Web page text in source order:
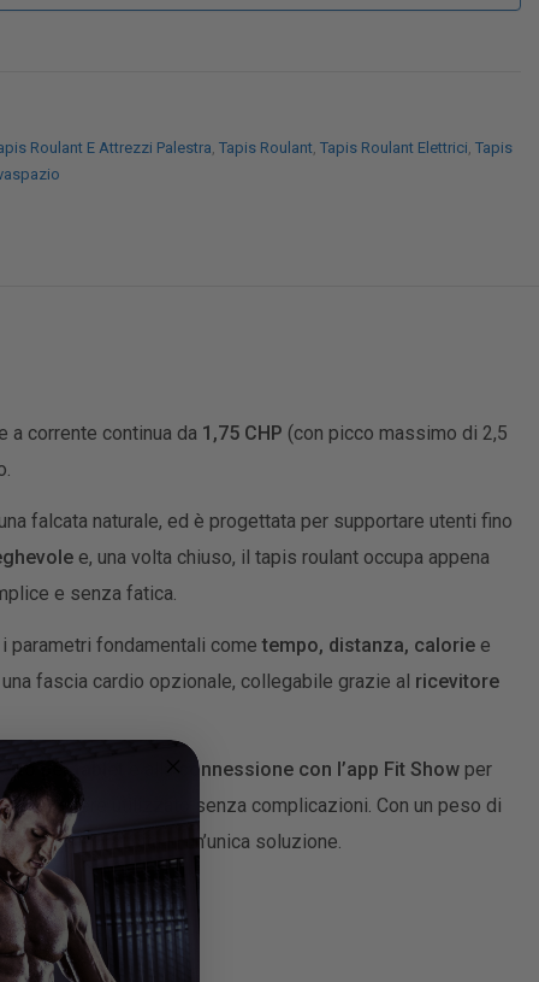
Roulant E Attrezzi Palestra Tapis Roulant Tapis Roulant Elettrici Tapis
a corrente continua da 1,75 CHP (con picco massimo di 2,5
falcata naturale, ed è progettata per supportare utenti fino
e, una volta chiuso, il tapis roulant occupa appena
e senza fatica.
fondamentali cometempo, distanza, calorie e
fascia cardio opzionale, collegabile grazie al ricevitore
per tablet connessione con l’app Fit Show per
per essere utilizzato senza complicazioni. Con un peso di
solidità e praticità in un’unica soluzione.